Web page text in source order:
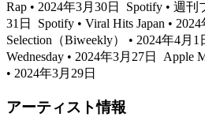
Rap • 2024年3月30日
Spotify • 週刊
31日
Spotify • Viral Hits Japan •
Selection（Biweekly） • 2024年4月1
Wednesday • 2024年3月27日
Apple
• 2024年3月29日
アーティスト情報